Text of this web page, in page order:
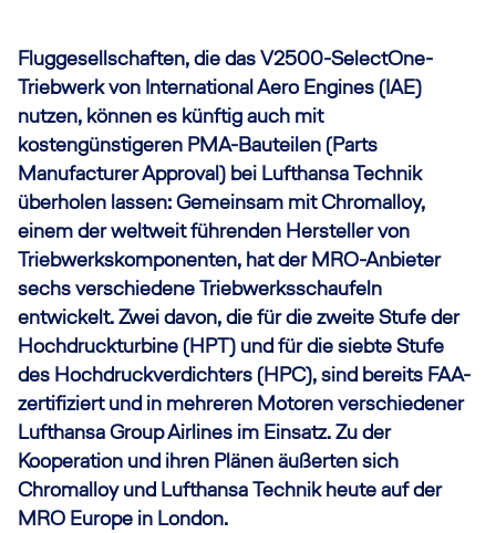
Fluggesellschaften, die das V2500-SelectOne-
Triebwerk von International Aero Engines (IAE)
nutzen, können es künftig auch mit
kostengünstigeren PMA-Bauteilen (Parts
Manufacturer Approval) bei Lufthansa Technik
überholen lassen: Gemeinsam mit Chromalloy,
einem der weltweit führenden Hersteller von
Triebwerkskomponenten, hat der MRO-Anbieter
sechs verschiedene Triebwerksschaufeln
entwickelt. Zwei davon, die für die zweite Stufe der
Hochdruckturbine (HPT) und für die siebte Stufe
des Hochdruckverdichters (HPC), sind bereits FAA-
zertifiziert und in mehreren Motoren verschiedener
Lufthansa Group Airlines im Einsatz. Zu der
Kooperation und ihren Plänen äußerten sich
Chromalloy und Lufthansa Technik heute auf der
MRO Europe in London.